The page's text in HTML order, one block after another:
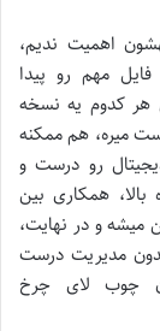
اهمیت ندیم،
مهم رو پیدا
هر کدوم یه نسخه
میره، هم ممکنه
رو درست و
همکاری بین
میشه و در نهایت،
مدیریت درست
چوب لای چرخ